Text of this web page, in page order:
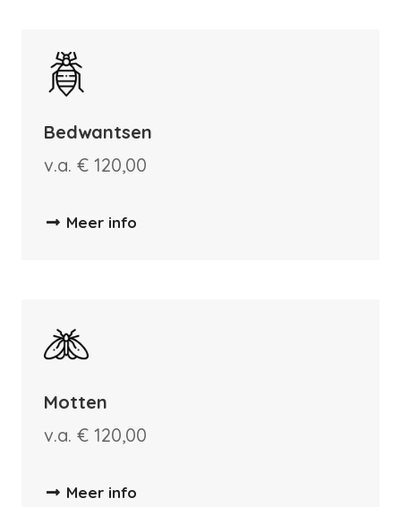
Bedwantsen
v.a. € 120,00
Meer info
Motten
v.a. € 120,00
Meer info